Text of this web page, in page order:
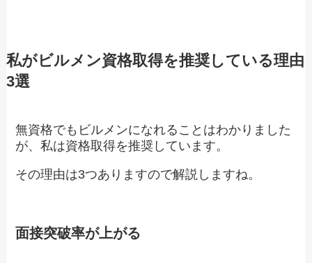
私がビルメン資格取得を推奨している理由
3選
無資格でもビルメンになれることはわかりました
が、私は資格取得を推奨しています。
その理由は3つありますので解説しますね。
面接突破率が上がる